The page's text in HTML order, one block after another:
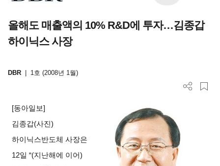
올해도 매출액의 10% R&D에 투자…김종갑
하이닉스 사장
DBR 1호 (2008년 1월)
[동아일보]
김종갑(사진)
하이닉스반도체 사장은
12일 “(지난해에 이어)